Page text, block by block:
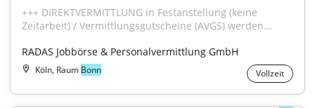
+++ DIREKTVERMITTLUNG in Festanstellung (keine
Zeitarbeit) / Vermittlungsgutscheine (AVGS) werden...
RADAS Jobbörse & Personalvermittlung GmbH
Köln, Raum Bonn Vollzeit